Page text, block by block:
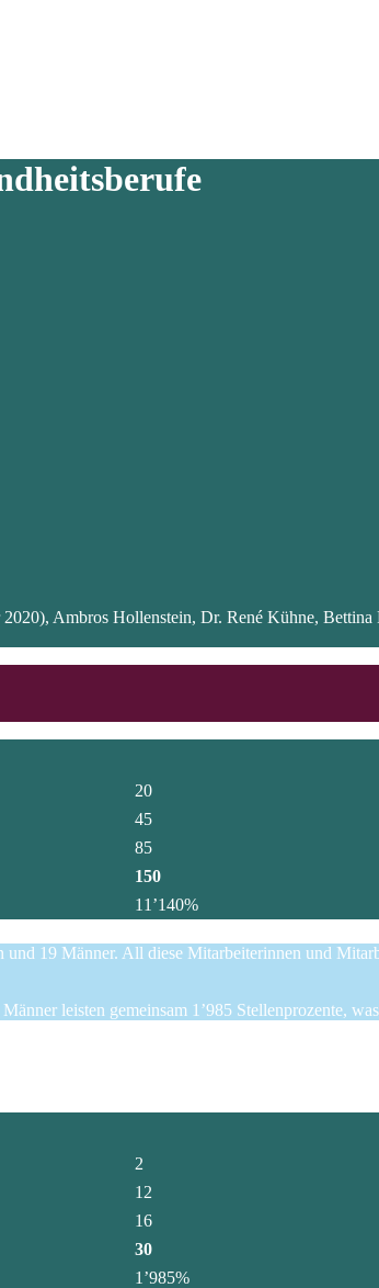
Ambros Hollenstein, Dr. René Kühne, Bettina
20
45
85
150
11’140%
19 Männer. All diese Mitarbeiterinnen und
leisten gemeinsam 1’985 Stellenprozente,
2
12
16
30
1’985%